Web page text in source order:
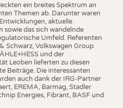
ein breites Spektrum an
Themen ab. Darunter waren
aktuelle
sowie das sich wandelnde
Umfeld. Referenten
Schwarz, Volkswagen Group
und der
Leoben lieferten zu diesen
Beiträge. Die interessanten
auch dank der IRG-Partner
EREMA, Barmag, Stadler
Energies, Fibrant, BASF und